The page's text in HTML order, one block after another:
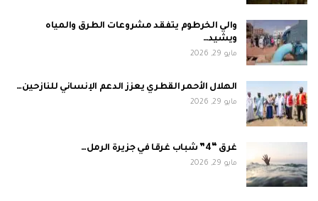
والي الخرطوم يتفقد مشروعات الطرق والمياه
ويشيد…
مايو 29, 2026
الهلال الأحمر القطري يعزز الدعم الإنساني للنازحين…
مايو 29, 2026
غرق “4” شباب غرقا في جزيرة الرمل…
مايو 29, 2026